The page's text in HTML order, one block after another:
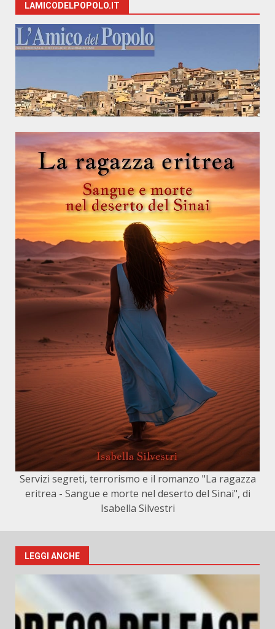
LAMICODELPOPOLO.IT
Servizi segreti, terrorismo e il romanzo "La ragazza
eritrea - Sangue e morte nel deserto del Sinai", di
Isabella Silvestri
LEGGI ANCHE